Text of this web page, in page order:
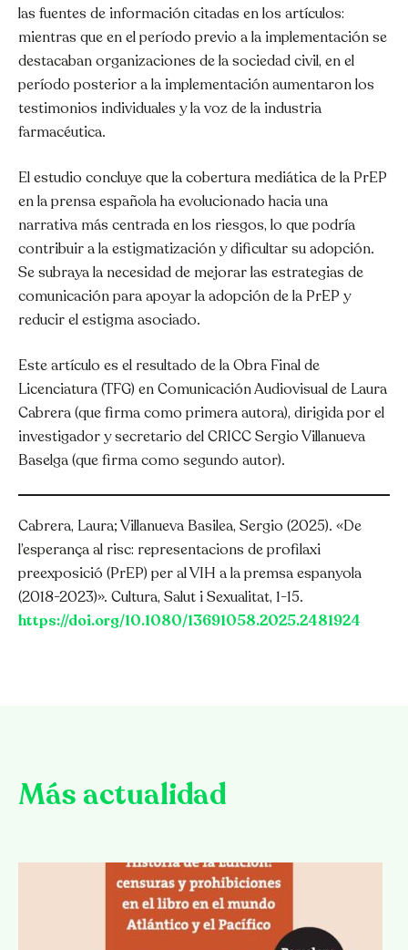
las fuentes de información citadas en los artículos:
mientras que en el período previo a la implementación se
destacaban organizaciones de la sociedad civil, en el
período posterior a la implementación aumentaron los
testimonios individuales y la voz de la industria
farmacéutica.
El estudio concluye que la cobertura mediática de la PrEP
en la prensa española ha evolucionado hacia una
narrativa más centrada en los riesgos, lo que podría
contribuir a la estigmatización y dificultar su adopción.
Se subraya la necesidad de mejorar las estrategias de
comunicación para apoyar la adopción de la PrEP y
reducir el estigma asociado.
Este artículo es el resultado de la Obra Final de
Licenciatura (TFG) en Comunicación Audiovisual de Laura
Cabrera (que firma como primera autora), dirigida por el
investigador y secretario del CRICC Sergio Villanueva
Baselga (que firma como segundo autor).
Cabrera, Laura; Villanueva Basilea, Sergio (2025). «De
l’esperança al risc: representacions de profilaxi
preexposició (PrEP) per al VIH a la premsa espanyola
(2018-2023)». Cultura, Salut i Sexualitat, 1-15.
https://doi.org/10.1080/13691058.2025.2481924
Más actualidad